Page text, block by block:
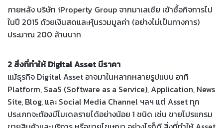
ภายหลัง บริษัท iProperty Group จากมาเลเซีย เข้าซื้อกิจการไป
ในปี 2015 ด้วยเงินสดและหุ้นรวมมูลค่า (อย่างไม่เป็นทางการ)
ประมาณ 200 ล้านบาท
2 สิ่งที่ทำให้ Digital Asset มีราคา
แม้ธุรกิจ Digital Asset อาจมาในหลากหลายรูปแบบ อาทิ
Platform, SaaS (Software as a Service), Application, News
Site, Blog, และ Social Media Channel ฯลฯ แต่ Asset ทุก
ประเภทจะต้องมีโมเดลรายได้อย่างน้อย 1 ชนิด เช่น ขายโปรแกรม